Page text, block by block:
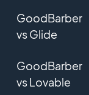
GoodBarber
vs Glide
GoodBarber
vs Lovable